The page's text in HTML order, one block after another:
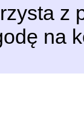
z
na